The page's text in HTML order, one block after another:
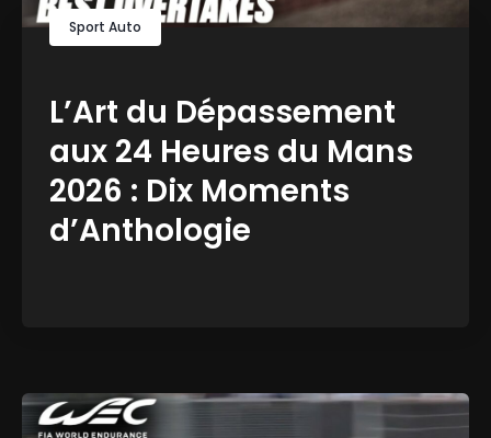
Sport Auto
L’Art du Dépassement
aux 24 Heures du Mans
2026 : Dix Moments
d’Anthologie